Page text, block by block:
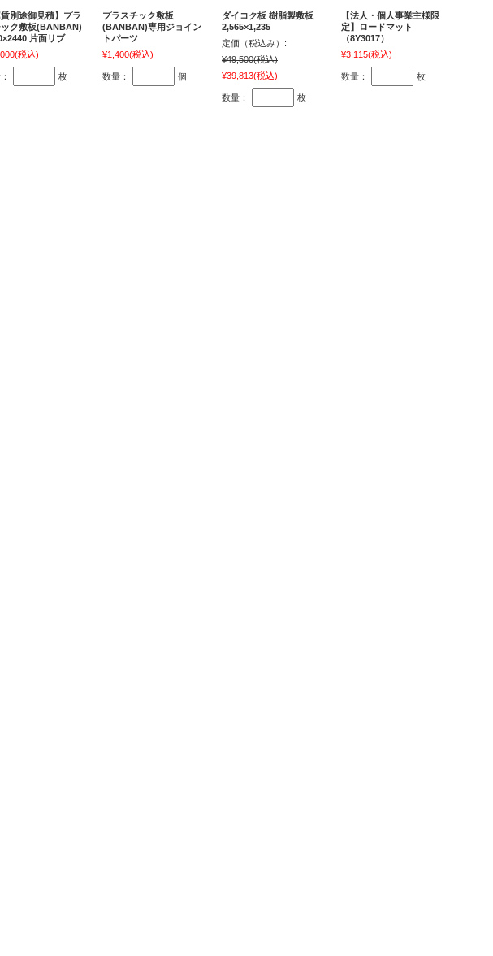
別途御見積】プラ
ク敷板(BANBAN)
片面リブ
(税込)
枚
プラスチック敷板
(BANBAN)専用ジョイン
トパーツ
¥1,400(税込)
数量： 個
ダイコク板 樹脂製敷板
2,565×1,235
定価（税込み）:
¥49,500(税込)
¥39,813(税込)
数量： 枚
【法人・個人事業主様限
定】ロードマット
（8Y3017）
¥3,115(税込)
数量： 枚